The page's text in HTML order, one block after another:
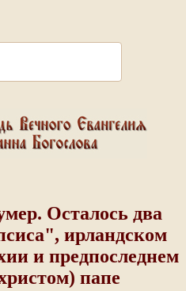
Осталось два
ирландском
и предпоследнем
папе